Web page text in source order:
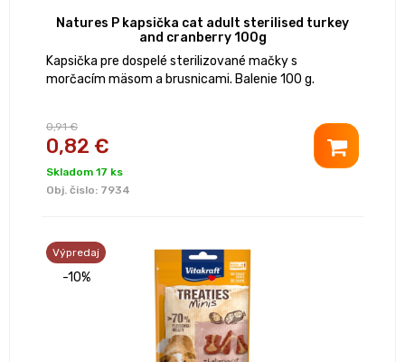
Natures P kapsička cat adult sterilised turkey
and cranberry 100g
Kapsička pre dospelé sterilizované mačky s
morčacím mäsom a brusnicami. Balenie 100 g.
0,91 €
0,82 €
Skladom 17 ks
Obj. čislo: 7934
Výpredaj
-10%